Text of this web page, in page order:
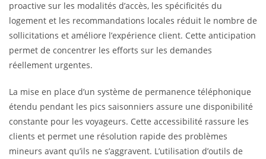
proactive sur les modalités d’accès, les spécificités du
logement et les recommandations locales réduit le nombre de
sollicitations et améliore l’expérience client. Cette anticipation
permet de concentrer les efforts sur les demandes
réellement urgentes.
La mise en place d’un système de permanence téléphonique
étendu pendant les pics saisonniers assure une disponibilité
constante pour les voyageurs. Cette accessibilité rassure les
clients et permet une résolution rapide des problèmes
mineurs avant qu’ils ne s’aggravent. L’utilisation d’outils de